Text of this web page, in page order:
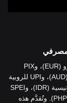
نقبل طرق دفع متنوعة، تشمل: iDEAL وSEPA لليورو (EUR)، وPIX
للريال البرازيلي (BRL)، وPayID للدولار الأسترالي (AUD)، وUPI للروبية
الهندية (INR)، وQRIS وDANA وOVO للروبية الإندونيسية (IDR)، وSPEI
للبيزو المكسيكي (MXN)، وGCash للبيزو الفلبيني (PHP). وتُقدَّم هذه